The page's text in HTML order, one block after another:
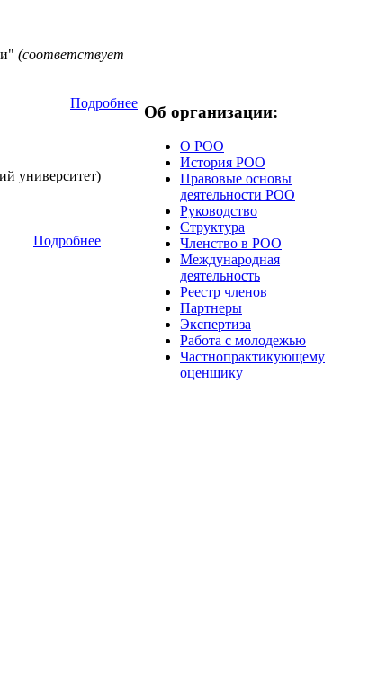
(соответствует
Подробнее
университет)
Подробнее
Об организации:
О РОО
История РОО
Правовые основы
деятельности РОО
Руководство
Структура
Членство в РОО
Международная
деятельность
Реестр членов
Партнеры
Экспертиза
Работа с молодежью
Частнопрактикующему
оценщику